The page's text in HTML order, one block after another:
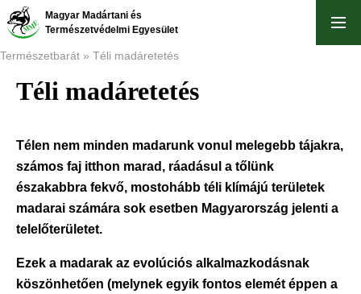
Skip
to
main
Magyar Madártani és
Természetvédelmi Egyesület
Breadcrumb
Természetbarát Téli madáretetés
Téli madáretetés
Télen nem minden madarunk vonul melegebb tájakra,
számos faj itthon marad, ráadásul a tőlünk
északabbra fekvő, mostohább téli klímájú területek
madarai számára sok esetben Magyarország jelenti a
telelőterületet.
Ezek a madarak az evolúciós alkalmazkodásnak
köszönhetően (melynek egyik fontos elemét éppen a